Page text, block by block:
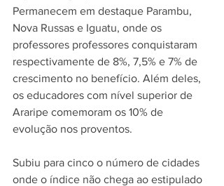
Permanecem em destaque Parambu,
Nova Russas e Iguatu, onde os
professores professores conquistaram
respectivamente de 8%, 7,5% e 7% de
crescimento no benefício. Além deles,
os educadores com nível superior de
Araripe comemoram os 10% de
evolução nos proventos.
Subiu para cinco o número de cidades
onde o índice não chega ao estipulado